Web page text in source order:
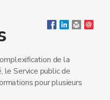
de la
Service public de
pour plusieurs